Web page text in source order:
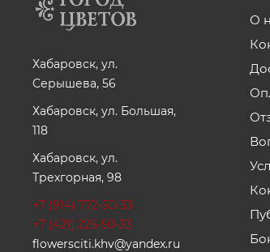
Хабаровск, ул.
Серышева, 56
Хабаровск, ул. Большая,
118
Хабаровск, ул.
Трехгорная, 98
+7 (914) 772-50-33
+7 (421) 225-50-33
flowersciti.khv@yandex.ru
О